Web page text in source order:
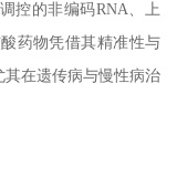
控的非编码RNA、上
药物凭借其精准性与
其在遗传病与慢性病治